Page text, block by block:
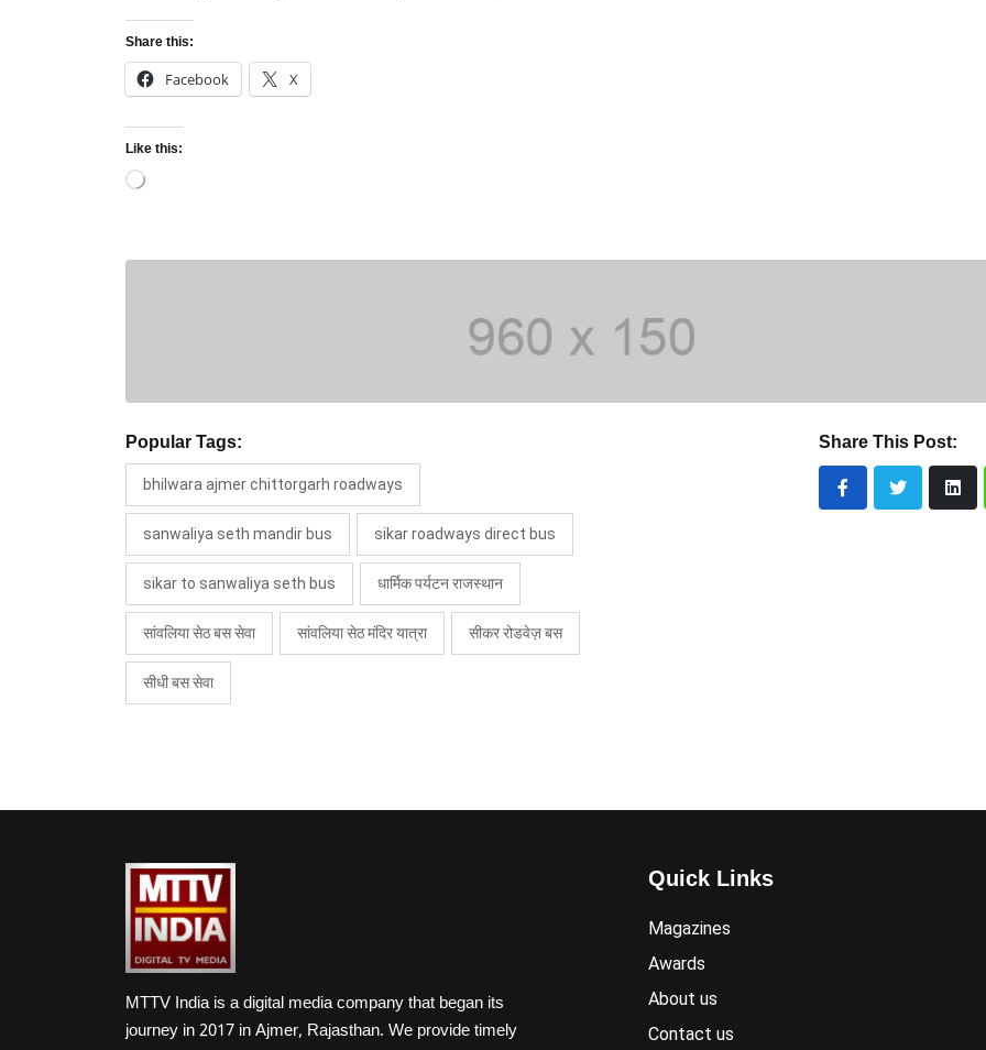
Share this:
Facebook X
Like this:
Loading…
Popular Tags:
bhilwara ajmer chittorgarh roadways
sanwaliya seth mandir bus sikar roadways direct bus
sikar to sanwaliya seth bus धार्मिक पर्यटन राजस्थान
सांवलिया सेठ बस सेवा सांवलिया सेठ मंदिर यात्रा सीकर रोडवेज़ बस
सीधी बस सेवा
Share This Post:
MTTV India is a digital media company that began its
journey in 2017 in Ajmer, Rajasthan. We provide timely
Quick Links
Magazines
Awards
About us
Contact us